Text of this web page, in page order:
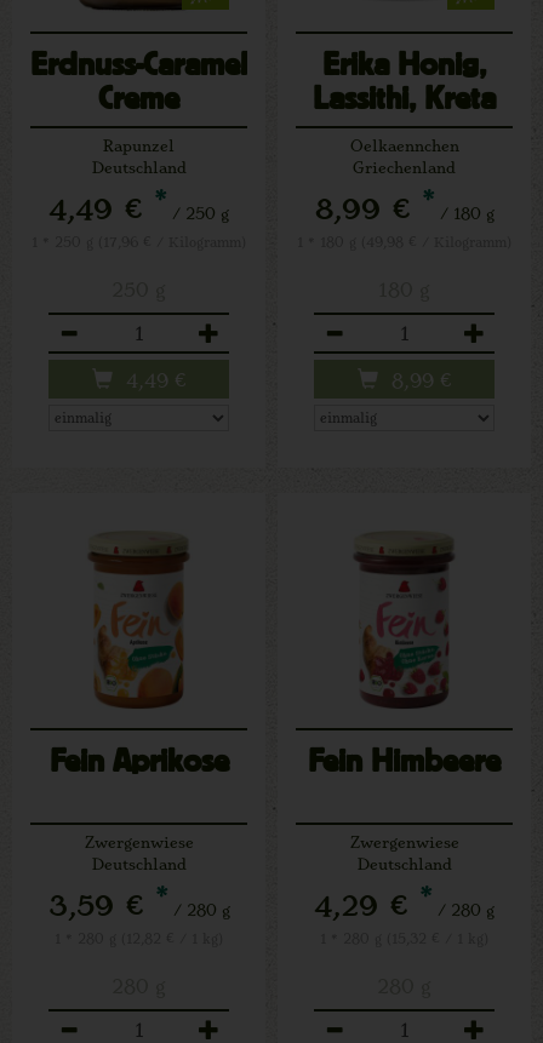
Erdnuss-Caramel
Creme
Rapunzel
Deutschland
4,49 € * / 250 g
4,49 €
Erika Honig,
Lassithi, Kreta
Oelkaennchen
Griechenland
8,99 € * / 180 g
8,99 €
Fein Aprikose
Zwergenwiese
Deutschland
3,59 € * / 280 g
Fein Himbeere
Zwergenwiese
Deutschland
4,29 € * / 280 g